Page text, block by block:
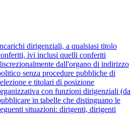
dirigenziali, a qualsiasi titolo
ivi inclusi quelli conferiti
dall'organo di indirizzo
senza procedure pubbliche di
e titolari di posizione
con funzioni dirigenziali (da
in tabelle che distinguano le
situazioni: dirigenti, dirigenti